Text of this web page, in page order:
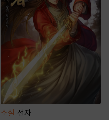
소설 선자